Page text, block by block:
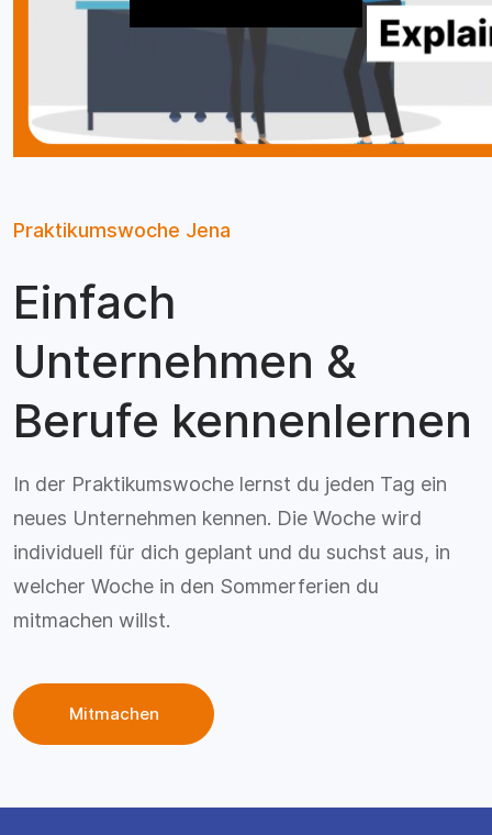
Praktikumswoche Jena
Einfach
Unternehmen &
Berufe kennenlernen
In der Praktikumswoche lernst du jeden Tag ein
neues Unternehmen kennen. Die Woche wird
individuell für dich geplant und du suchst aus, in
welcher Woche in den Sommerferien du
mitmachen willst.
Mitmachen